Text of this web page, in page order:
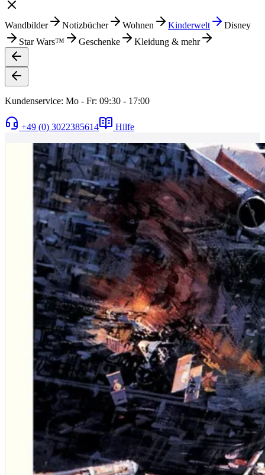
Wandbilder Notizbücher Wohnen Kinderwelt
Disney
Star Wars™
Geschenke Kleidung & mehr
Kundenservice: Mo - Fr: 09:30 - 17:00
+49 (0) 3022385614 Hilfe